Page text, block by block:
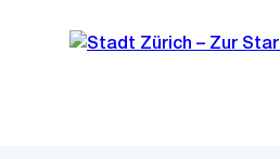
Navigation
Sprunglink